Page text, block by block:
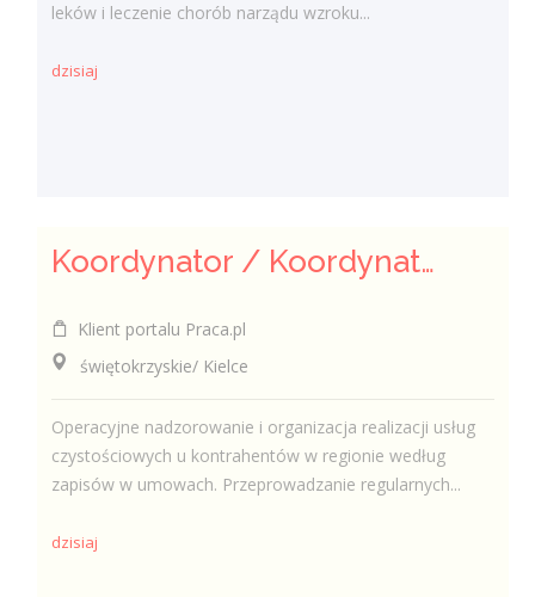
leków i leczenie chorób narządu wzroku...
dzisiaj
Koordynator / Koordynatorka Usług Serwisowych i Zespołów Terenowych
Klient portalu Praca.pl
świętokrzyskie/ Kielce
Operacyjne nadzorowanie i organizacja realizacji usług
czystościowych u kontrahentów w regionie według
zapisów w umowach. Przeprowadzanie regularnych...
dzisiaj